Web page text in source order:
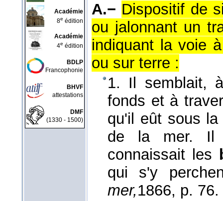
Académie
8e édition
Académie
4e édition
BDLP
Francophonie
BHVF
attestations
DMF
(1330 - 1500)
A.− Dispositif de
ou jalonnant un
indiquant la voie
ou sur terre :
1. Il semblait,
fonds et à
qu'il eût sous
de la mer. Il
connaissait les
qui s'y
mer,1866, p. 76.